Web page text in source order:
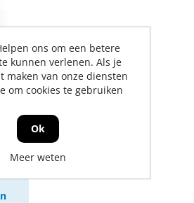
ons om een betere
kunnen verlenen. Als je
maken van onze diensten
om cookies te gebruiken
Ok
Meer weten